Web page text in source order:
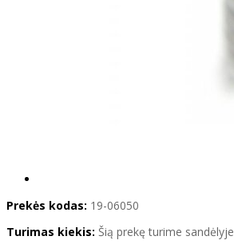
Prekės kodas: 19-06050
Turimas kiekis: Šią prekę turime sandėlyje